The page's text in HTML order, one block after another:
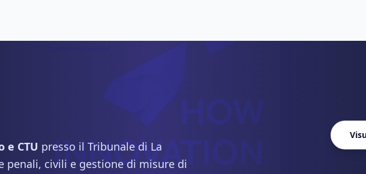
e CTU presso il Tribunale di La
penali, civili e gestione di misure di